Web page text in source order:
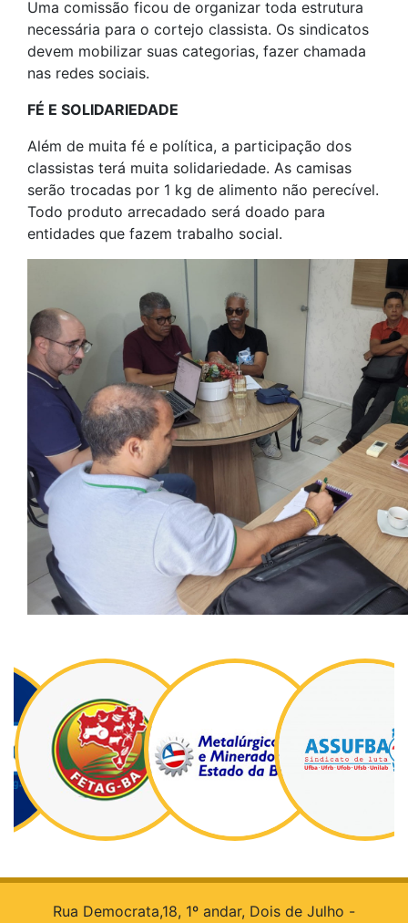
Uma comissão ficou de organizar toda estrutura
necessária para o cortejo classista. Os sindicatos
devem mobilizar suas categorias, fazer chamada
nas redes sociais.
FÉ E SOLIDARIEDADE
Além de muita fé e política, a participação dos
classistas terá muita solidariedade. As camisas
serão trocadas por 1 kg de alimento não perecível.
Todo produto arrecadado será doado para
entidades que fazem trabalho social.
Rua Democrata,18, 1º andar, Dois de Julho -